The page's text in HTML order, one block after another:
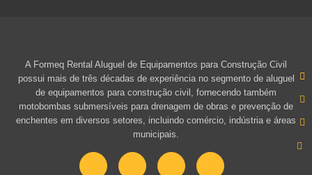
A Formeq Rental Aluguel de Equipamentos para Construção Civil
possui mais de três décadas de experiência no segmento de aluguel
de equipamentos para construção civil, fornecendo também
motobombas submersíveis para drenagem de obras e prevenção de
enchentes em diversos setores, incluindo comércio, indústria e áreas
municipais.